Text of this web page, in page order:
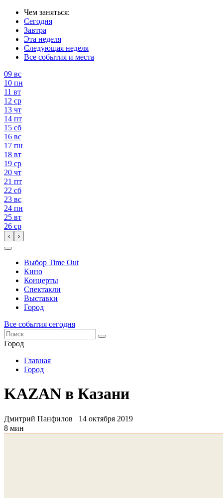
Чем заняться:
Сегодня
Завтра
Эта неделя
Следующая неделя
Все события и места
09 вс
10 пн
11 вт
12 ср
13 чт
14 пт
15 сб
16 вс
17 пн
18 вт
19 ср
20 чт
21 пт
22 сб
23 вс
24 пн
25 вт
26 ср
‹ ›
Выбор Time Out
Кино
Концерты
Спектакли
Выставки
Город
Все события сегодня
Город
Главная
Город
KAZAN в Казани
Дмитрий Панфилов
14 октября 2019
8 мин